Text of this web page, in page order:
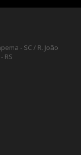
- SC / R. João
RS